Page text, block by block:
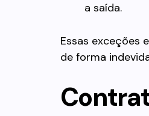
a saída.
Essas exceções
de forma